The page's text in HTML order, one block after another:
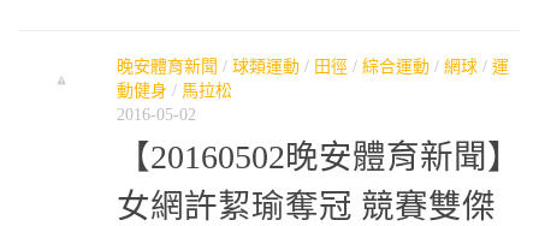
晚安體育新聞 / 球類運動 / 田徑 / 綜合運動 / 網球 / 運
動健身 / 馬拉松
2016-05-02
【20160502晚安體育新聞】
女網許絜瑜奪冠 競賽雙傑